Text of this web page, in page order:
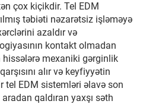
çox kiçikdir. Tel EDM
təbiəti nəzarətsiz işləməyə
azaldır və
kontakt olmadan
mexaniki gərginlik
alır və keyfiyyətin
EDM sistemləri əlavə son
qaldıran yaxşı səth